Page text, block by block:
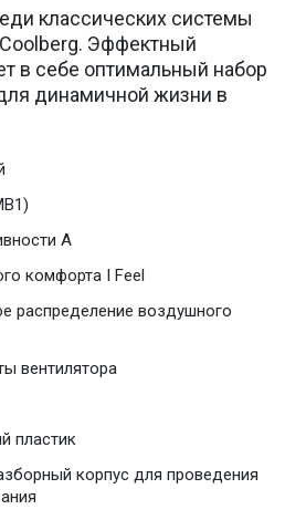
классических системы
Эффектный
в себе оптимальный набор
динамичной жизни в
А
комфорта I Feel
распределение воздушного
вентилятора
пластик
корпус для проведения